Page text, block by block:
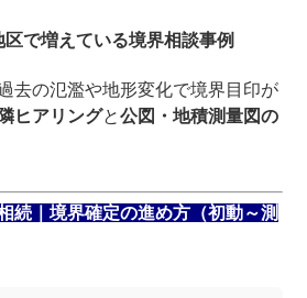
で増えている境界相談事例
去の氾濫や地形変化で境界目印が
ヒアリングと公図・地積測量図の
続｜境界確定の進め方（初動～測